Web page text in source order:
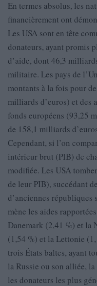
En termes absolus, les
financièrement ont
Les USA sont en tête
donateurs, ayant promis
d’aide, dont 46,3
militaire. Les pays de
montants à la fois pour
milliards d’euros) et des
fonds européens (93,25
de 158,1 milliards
Cependant, si l’on
intérieur brut (PIB) de
modifiée. Les USA
de leur PIB), succédant
d’anciennes républiques
mène les aides
Danemark (2,41 %) et la
(1,54 %) et la Lettonie
trois États baltes, ayant
la Russie ou son alliée,
les donateurs les plus